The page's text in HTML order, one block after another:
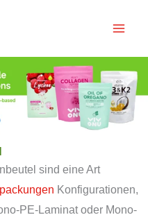
sind eine Art
Konfigurationen,
PE-Laminat oder Mono-